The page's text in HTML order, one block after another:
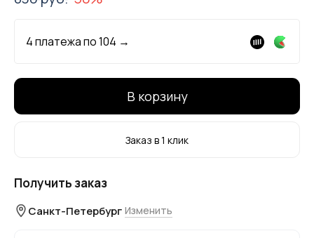
4 платежа по104 →
В корзину
Заказ в 1 клик
Получить заказ
Санкт-Петербург Изменить